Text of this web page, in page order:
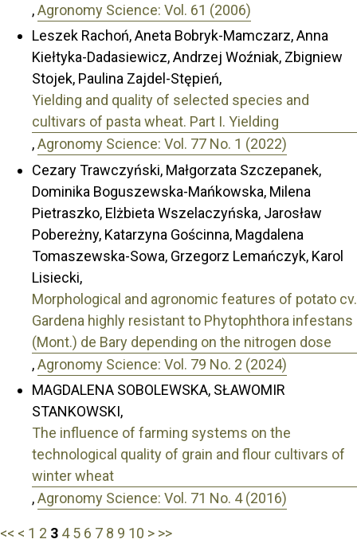
,Agronomy Science: Vol. 61 (2006)
Leszek Rachoń, Aneta Bobryk-Mamczarz, Anna
Kiełtyka-Dadasiewicz, Andrzej Woźniak, Zbigniew
Stojek, Paulina Zajdel-Stępień,
Yielding and quality of selected species and
cultivars of pasta wheat. Part I. Yielding
,Agronomy Science: Vol. 77 No. 1 (2022)
Cezary Trawczyński, Małgorzata Szczepanek,
Dominika Boguszewska-Mańkowska, Milena
Pietraszko, Elżbieta Wszelaczyńska, Jarosław
Pobereżny, Katarzyna Gościnna, Magdalena
Tomaszewska-Sowa, Grzegorz Lemańczyk, Karol
Lisiecki,
Morphological and agronomic features of potato cv.
Gardena highly resistant to Phytophthora infestans
(Mont.) de Bary depending on the nitrogen dose
,Agronomy Science: Vol. 79 No. 2 (2024)
MAGDALENA SOBOLEWSKA, SŁAWOMIR
STANKOWSKI,
The influence of farming systems on the
technological quality of grain and flour cultivars of
winter wheat
,Agronomy Science: Vol. 71 No. 4 (2016)
<< < 1 2 3 4 5 6 7 8 9 10 > >>